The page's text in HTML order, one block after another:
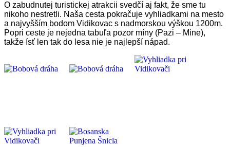
O zabudnutej turistickej atrakcii svedčí aj fakt, že sme tu
nikoho nestretli. Naša cesta pokračuje vyhliadkami na mesto
a najvyšším bodom Vidikovac s nadmorskou výškou 1200m.
Popri ceste je nejedna tabuľa pozor míny (Pazi – Mine),
takže ísť len tak do lesa nie je najlepší nápad.